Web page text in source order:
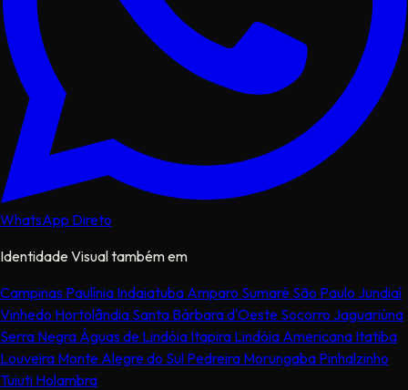
WhatsApp Direto
Identidade Visual também em
Campinas Paulínia Indaiatuba Amparo Sumaré São Paulo Jundiaí
Vinhedo Hortolândia Santa Bárbara d'Oeste Socorro Jaguariúna
Serra Negra Águas de Lindóia Itapira Lindóia Americana Itatiba
Louveira Monte Alegre do Sul Pedreira Morungaba Pinhalzinho
Tuiuti Holambra